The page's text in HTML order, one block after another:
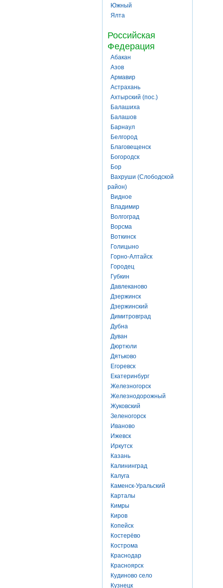
Южный
Ялта
Российская
Федерация
Абакан
Азов
Армавир
Астрахань
Ахтырский (пос.)
Балашиха
Балашов
Барнаул
Белгород
Благовещенск
Богородск
Бор
Вахруши (Слободской
район)
Видное
Владимир
Волгоград
Ворсма
Воткинск
Голицыно
Горно-Алтайск
Городец
Губкин
Давлеканово
Дзержинск
Дзержинский
Димитровград
Дубна
Дуван
Дюртюли
Дятьково
Егоревск
Екатеринбург
Железногорск
Железнодорожный
Жуковский
Зеленогорск
Иваново
Ижевск
Иркутск
Казань
Калининград
Калуга
Каменск-Уральский
Карталы
Кимры
Киров
Копейск
Костерёво
Кострома
Краснодар
Красноярск
Кудиново село
Кузнецк